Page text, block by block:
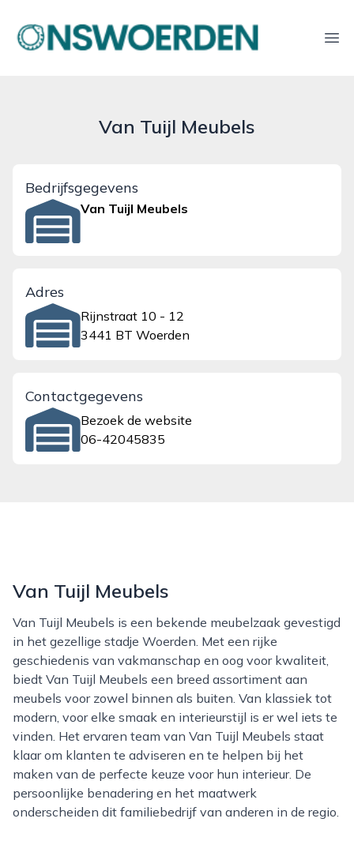
onswoerden.nl
Van Tuijl Meubels
Bedrijfsgegevens
Van Tuijl Meubels
Adres
Rijnstraat 10 - 12
3441 BT Woerden
Contactgegevens
Bezoek de website
06-42045835
Van Tuijl Meubels
Van Tuijl Meubels is een bekende meubelzaak gevestigd
in het gezellige stadje Woerden. Met een rijke
geschiedenis van vakmanschap en oog voor kwaliteit,
biedt Van Tuijl Meubels een breed assortiment aan
meubels voor zowel binnen als buiten. Van klassiek tot
modern, voor elke smaak en interieurstijl is er wel iets te
vinden. Het ervaren team van Van Tuijl Meubels staat
klaar om klanten te adviseren en te helpen bij het
maken van de perfecte keuze voor hun interieur. De
persoonlijke benadering en het maatwerk
onderscheiden dit familiebedrijf van anderen in de regio.